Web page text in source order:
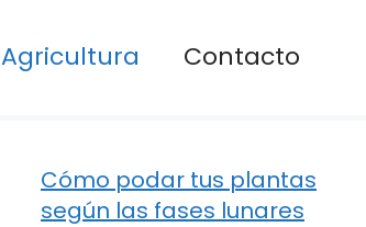
Agricultura Contacto
Cómo podar tus plantas
según las fases lunares